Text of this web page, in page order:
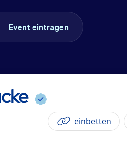
Event eintragen
einbetten